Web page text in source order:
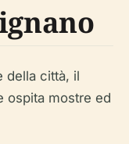
della città, il
ospita mostre ed